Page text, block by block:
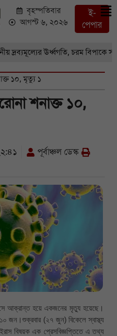
বৃহস্পতিবার
আগস্ট ৬, ২০২৬
ই-
পেপার
ঊর্ধ্বগতি, চরম বিপাকে
১০, মৃত্যু ১
শনাক্ত ১০,
পূর্বাঞ্চল ডেস্ক
আক্রান্ত হয়ে একজনের মৃত্যু হয়েছে।
জন।শুক্রবার (২৭ জুন) বিকেলে স্বাস্থ্য
বিষয়ক এক প্রেসবিজ্ঞপ্তিতে এ তথ্য